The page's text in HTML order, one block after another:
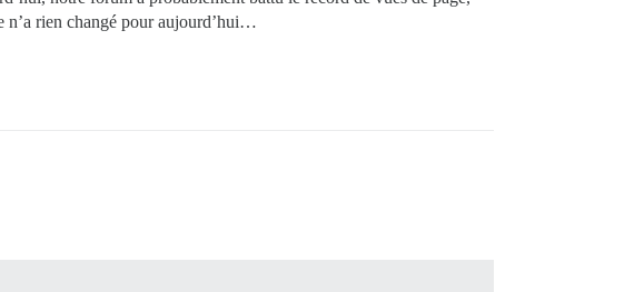
n’a rien changé pour aujourd’hui…